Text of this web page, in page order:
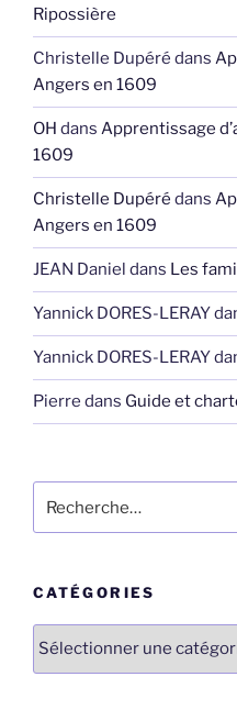
Ripossière
Christelle Dupéré dans
Angers en 1609
OH dans Apprentissage
1609
Christelle Dupéré dans
Angers en 1609
JEAN Daniel dans Les
Yannick DORES-LERAY
Yannick DORES-LERAY
Pierre dans Guide et
pour
CATÉGORIES
Catégories